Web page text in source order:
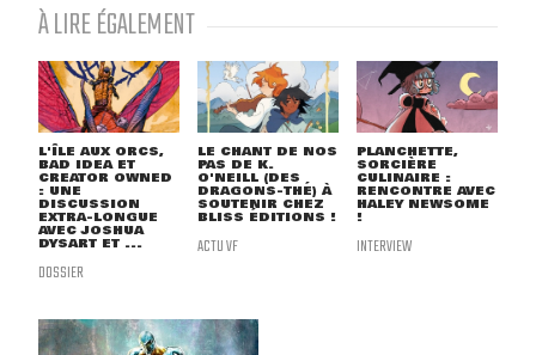
À LIRE ÉGALEMENT
L'ÎLE AUX ORCS,
BAD IDEA ET
CREATOR OWNED
: UNE
DISCUSSION
EXTRA-LONGUE
AVEC JOSHUA
DYSART ET ...
DOSSIER
LE CHANT DE NOS
PAS DE K.
O'NEILL (DES
DRAGONS-THÉ) À
SOUTENIR CHEZ
BLISS ÉDITIONS !
ACTU VF
PLANCHETTE,
SORCIÈRE
CULINAIRE :
RENCONTRE AVEC
HALEY NEWSOME
!
INTERVIEW